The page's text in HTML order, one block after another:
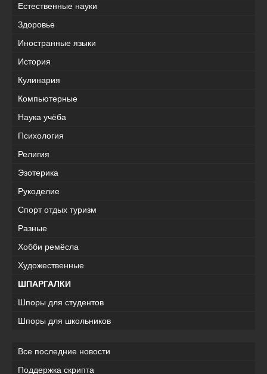
Естественные науки
Здоровье
Иностранные языки
История
Кулинария
Компьютерные
Наука учёба
Психология
Религия
Эзотерика
Рукоделие
Спорт отдых туризм
Разные
Хобби ремёсла
Художественные
ШПАРГАЛКИ
Шпоры для студентов
Шпоры для школьников
Все последние новости
Поддержка скрипта